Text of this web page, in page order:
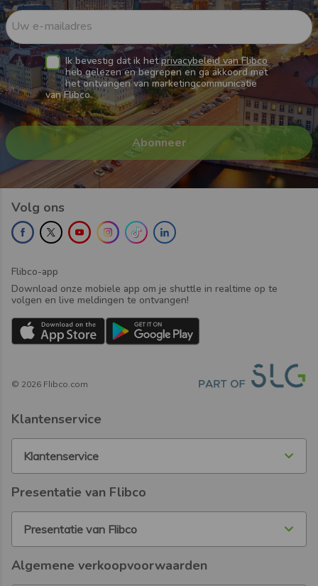
Uw e-mailadres
Ik bevestig dat ik hetprivacybeleid van Flibco
heb gelezen en begrepen en ga akkoord met
het ontvangen van marketingcommunicatie
van Flibco
Volg ons
Flibco-app
Download onze mobiele app om je shuttle in realtime op te
volgen en live meldingen te ontvangen!
© 2026 Flibco.com
Klantenservice
Klantenservice
Presentatie van Flibco
Presentatie van Flibco
Algemene verkoopvoorwaarden